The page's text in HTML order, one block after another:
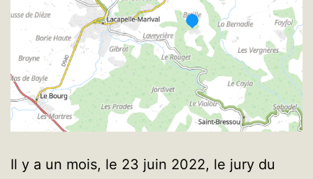
Il y a un mois, le 23 juin 2022, le jury du